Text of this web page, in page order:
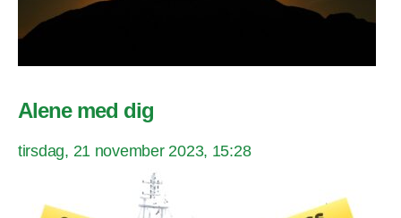
Alene med dig
tirsdag, 21 november 2023, 15:28